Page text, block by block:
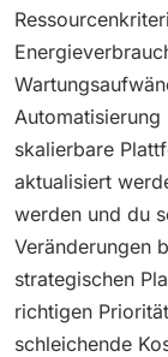
skalierbare
aktualisiert
werden und du
Veränderungen
strategischen
richtigen
schleichende